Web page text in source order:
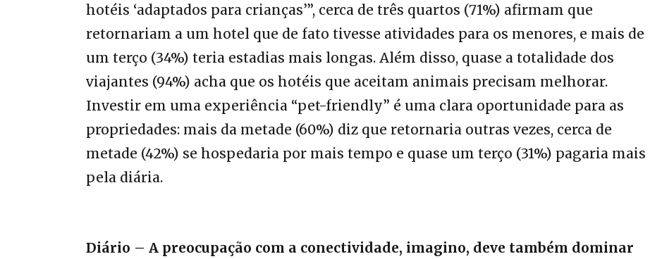
hotéis ‘adaptados para crianças’”, cerca de três quartos (71%) afirmam que
retornariam a um hotel que de fato tivesse atividades para os menores, e mais de
um terço (34%) teria estadias mais longas. Além disso, quase a totalidade dos
viajantes (94%) acha que os hotéis que aceitam animais precisam melhorar.
Investir em uma experiência “pet-friendly” é uma clara oportunidade para as
propriedades: mais da metade (60%) diz que retornaria outras vezes, cerca de
metade (42%) se hospedaria por mais tempo e quase um terço (31%) pagaria mais
pela diária.
Diário – A preocupação com a conectividade, imagino, deve também dominar